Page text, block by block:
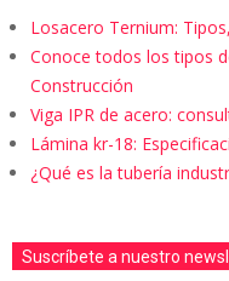
Losacero Ternium:
Conoce todos los tipos
Construcción
Viga IPR de acero:
Lámina kr-18:
¿Qué es la tubería
Suscríbete a nuestro